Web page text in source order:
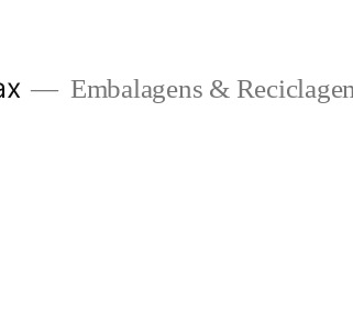
Embalagens &